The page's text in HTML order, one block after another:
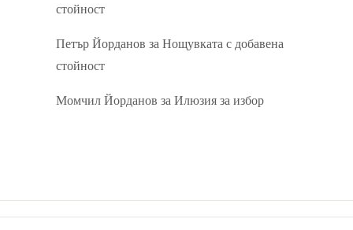
стойност
Петър Йорданов заНощувката с добавена
стойност
Момчил Йорданов заИлюзия за избор